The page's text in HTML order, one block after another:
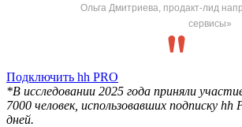
Ольга Дмитриева, продакт-лид
сервисы»
Подключить hh PRO
*В исследовании 2025 года приняли
7000 человек, использовавших подписку hh
дней.